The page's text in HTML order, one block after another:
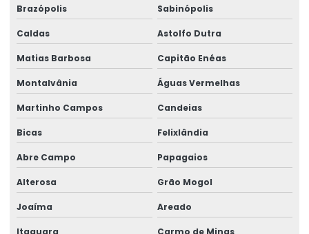
Trilhos de rolamento para pontes rolantes
Trole Elétrico
Trole Elétrico Para Produção E Montagem
Venda de talha cabo de aço
Venda de talha elétrica
Venda de talha elétrica de grau alimentício
Brazópolis Sabinópolis
Caldas Astolfo Dutra
Matias Barbosa Capitão Enéas
Montalvânia Águas Vermelhas
Martinho Campos Candeias
Bicas Felixlândia
Abre Campo Papagaios
Alterosa Grão Mogol
Joaíma Areado
Itaguara Carmo de Minas